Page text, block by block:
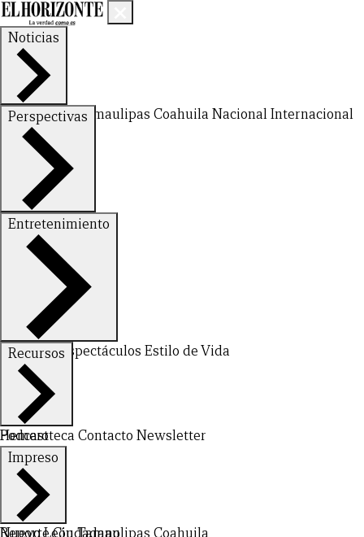
Noticias
Nuevo LeónTamaulipas Coahuila NacionalInternacional
Perspectivas
FinanzasOpinión
Entretenimiento
DeportesEspectáculos Estilo de Vida
Recursos
Hemeroteca Contacto Newsletter
Podcast
Impreso
Nuevo LeónTamaulipas Coahuila
Reporte Ciudadano